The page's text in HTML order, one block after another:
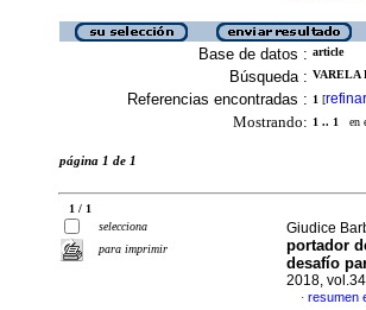
Base de datos : article
Búsqueda : VARELA
Referencias encontradas : 1 [refinar
Mostrando: 1 .. 1 en
página 1 de 1
1 / 1
selecciona
para imprimir
Giudice
portador
desafío
2018,
· resumen